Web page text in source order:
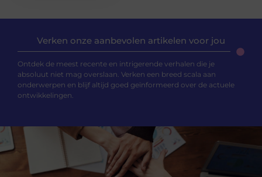
Verken onze aanbevolen artikelen voor jou
Ontdek de meest recente en intrigerende verhalen die je
absoluut niet mag overslaan. Verken een breed scala aan
onderwerpen en blijf altijd goed geïnformeerd over de actuele
ontwikkelingen.